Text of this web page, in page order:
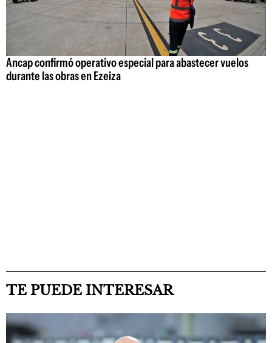
Ancap confirmó operativo especial para abastecer vuelos
durante las obras en Ezeiza
TE PUEDE INTERESAR